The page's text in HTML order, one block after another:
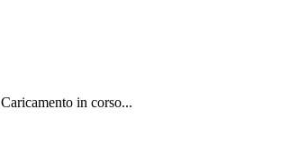
Caricamento in corso...